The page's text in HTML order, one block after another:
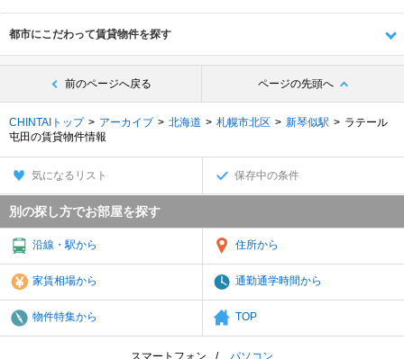
都市にこだわって賃貸物件を探す
前のページへ戻る ページの先頭へ
CHINTAIトップ アーカイブ 北海道 札幌市北区 新琴似駅
ラテール
屯田の賃貸物件情報
気になるリスト 保存中の条件
別の探し方でお部屋を探す
沿線・駅から 住所から
家賃相場から 通勤通学時間から
物件特集から TOP
スマートフォン パソコン